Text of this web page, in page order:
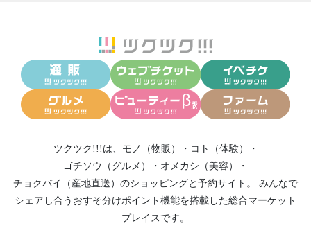
ツクツク!!!は、 モノ（物販） ・ コト（体験）
・
ゴチソウ（グルメ）
・ オメカシ（美容）
・
チョクバイ（産地直送） のショッピングと予約サイト。
みんなで
シェアし合う おすそ分けポイント機能を搭載した総合マーケット
プレイスです。